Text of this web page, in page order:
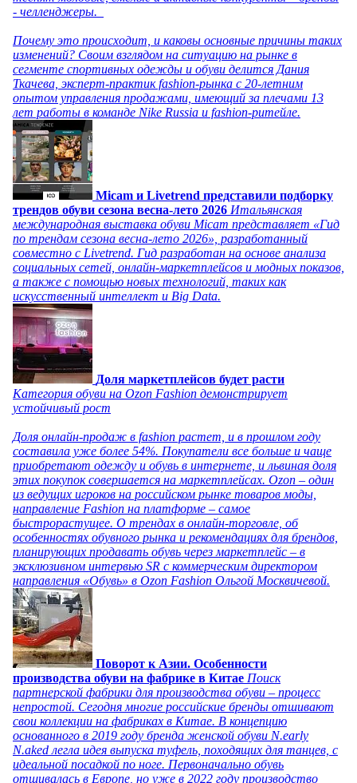
- челленджеры.
Почему это происходит, и каковы основные причины таких
изменений? Своим взглядом на ситуацию на рынке в
сегменте спортивных одежды и обуви делится Дания
Ткачева, эксперт-практик fashion-рынка с 20-летним
опытом управления продажами, имеющий за плечами 13
лет работы в команде Nike Russia и fashion-ритейле.
Micam и Livetrend представили подборку
трендов обуви сезона весна-лето 2026 Итальянская
международная выставка обуви Micam представляет «Гид
по трендам сезона весна-лето 2026», разработанный
совместно с Livetrend. Гид разработан на основе анализа
социальных сетей, онлайн-маркетплейсов и модных показов,
а также с помощью новых технологий, таких как
искусственный интеллект и Big Data.
Доля маркетплейсов будет расти
Категория обуви на Ozon Fashion демонстрирует
устойчивый рост
Доля онлайн-продаж в fashion растет, и в прошлом году
составила уже более 54%. Покупатели все больше и чаще
приобретают одежду и обувь в интернете, и львиная доля
этих покупок совершается на маркетплейсах. Ozon – один
из ведущих игроков на российском рынке товаров моды,
направление Fashion на платформе – самое
быстрорастущее. О трендах в онлайн-торговле, об
особенностях обувного рынка и рекомендациях для брендов,
планирующих продавать обувь через маркетплейс – в
эксклюзивном интервью SR с коммерческим директором
направления «Обувь» в Ozon Fashion Ольгой Москвичевой.
Поворот к Азии. Особенности
производства обуви на фабрике в Китае Поиск
партнерской фабрики для производства обуви – процесс
непростой. Сегодня многие российские бренды отшивают
свои коллекции на фабриках в Китае. В концепцию
основанного в 2019 году бренда женской обуви N.early
N.aked легла идея выпуска туфель, походящих для танцев, с
идеальной посадкой по ноге. Первоначально обувь
отшивалась в Европе, но уже в 2022 году производство